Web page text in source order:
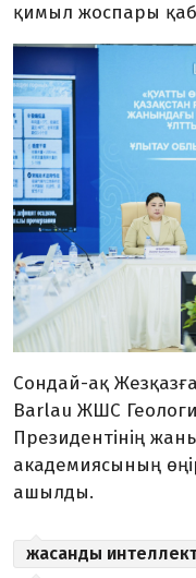
қимыл жоспары
Сондай-ақ
Barlau ЖШС
Президентінің
академиясының
ашылды.
жасанды